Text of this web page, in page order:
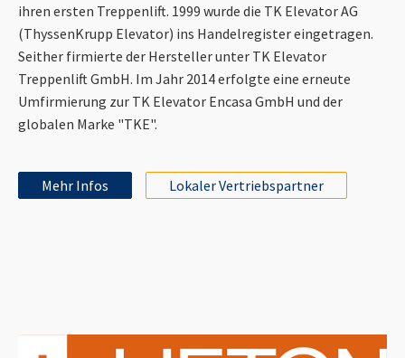
ihren ersten Treppenlift. 1999 wurde die TK Elevator AG
(ThyssenKrupp Elevator) ins Handelregister eingetragen.
Seither firmierte der Hersteller unter TK Elevator
Treppenlift GmbH. Im Jahr 2014 erfolgte eine erneute
Umfirmierung zur TK Elevator Encasa GmbH und der
globalen Marke "TKE".
Mehr Infos Lokaler Vertriebspartner